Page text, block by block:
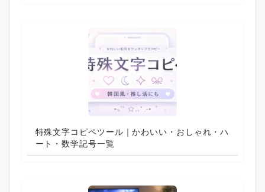
特殊文字コピペツール｜かわいい・おしゃれ・ハ
ート・数学記号一覧